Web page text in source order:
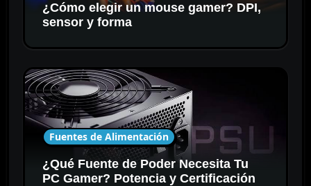
¿Cómo elegir un mouse gamer? DPI,
sensor y forma
Fuentes de Alimentación
¿Qué Fuente de Poder Necesita Tu
PC Gamer? Potencia y Certificación